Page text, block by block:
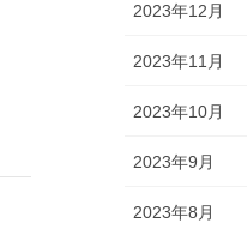
2023年12月
2023年11月
2023年10月
2023年9月
2023年8月